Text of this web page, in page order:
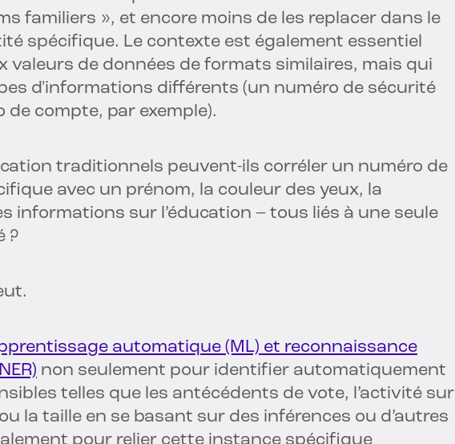
familiers », et encore moins de les replacer dans le
spécifique. Le contexte est également essentiel
valeurs de données de formats similaires, mais qui
d'informations différents (un numéro de sécurité
de compte, par exemple).
traditionnels peuvent-ils corréler un numéro de
avec un prénom, la couleur des yeux, la
informations sur l’éducation – tous liés à une seule
?
automatique (ML) et reconnaissance
non seulement pour identifier automatiquement
telles que les antécédents de vote, l’activité sur
la taille en se basant sur des inférences ou d’autres